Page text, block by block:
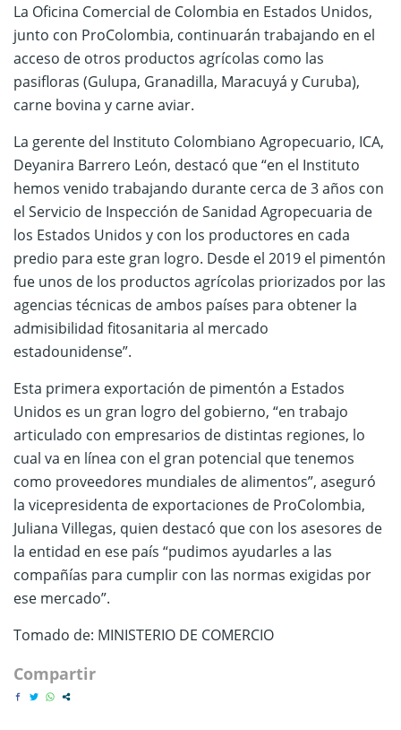
La Oficina Comercial de Colombia en Estados Unidos,
junto con ProColombia, continuarán trabajando en el
acceso de otros productos agrícolas como las
pasifloras (Gulupa, Granadilla, Maracuyá y Curuba),
carne bovina y carne aviar.
La gerente del Instituto Colombiano Agropecuario, ICA,
Deyanira Barrero León, destacó que “en el Instituto
hemos venido trabajando durante cerca de 3 años con
el Servicio de Inspección de Sanidad Agropecuaria de
los Estados Unidos y con los productores en cada
predio para este gran logro. Desde el 2019 el pimentón
fue unos de los productos agrícolas priorizados por las
agencias técnicas de ambos países para obtener la
admisibilidad fitosanitaria al mercado
estadounidense”.
Esta primera exportación de pimentón a Estados
Unidos es un gran logro del gobierno, “en trabajo
articulado con empresarios de distintas regiones, lo
cual va en línea con el gran potencial que tenemos
como proveedores mundiales de alimentos”, aseguró
la vicepresidenta de exportaciones de ProColombia,
Juliana Villegas, quien destacó que con los asesores de
la entidad en ese país “pudimos ayudarles a las
compañías para cumplir con las normas exigidas por
ese mercado”.
Tomado de: MINISTERIO DE COMERCIO
Compartir